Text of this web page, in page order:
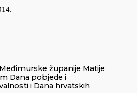
županije Matije
Dana pobjede i
i Dana hrvatskih